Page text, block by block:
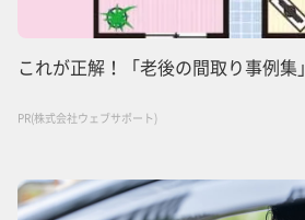
これが正解！「老後の間取り事例集」
PR(株式会社ウェブサポート)